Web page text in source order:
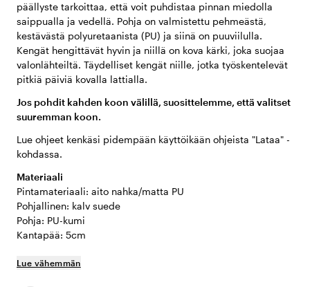
päällyste tarkoittaa, että voit puhdistaa pinnan miedolla
saippualla ja vedellä. Pohja on valmistettu pehmeästä,
kestävästä polyuretaanista (PU) ja siinä on puuviilulla.
Kengät hengittävät hyvin ja niillä on kova kärki, joka suojaa
valonlähteiltä. Täydelliset kengät niille, jotka työskentelevät
pitkiä päiviä kovalla lattialla.
Jos pohdit kahden koon välillä, suosittelemme, että valitset
suuremman koon.
Lue ohjeet kenkäsi pidempään käyttöikään ohjeista "Lataa" -
kohdassa.
Materiaali
Pintamateriaali: aito nahka/matta PU
Pohjallinen: kalv suede
Pohja: PU-kumi
Kantapää: 5cm
Lue vähemmän